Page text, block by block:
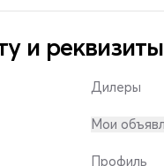
и реквизиты
Дилеры
Мои
Профиль